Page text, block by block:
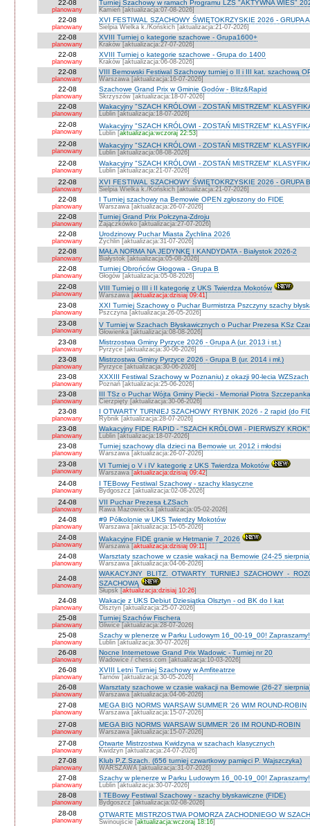
22-08
planowany
Turniej Szachowy w ramach Programu LZS "AKTYWNA WIEŚ"
Kamień [aktualizacja:07-08-2026]
22-08
planowany
XVI FESTIWAL SZACHOWY ŚWIĘTOKRZYSKIE 2026 - GRUPA
Sielpia Wielka k./Końskich [aktualizacja:21-07-2026]
22-08
planowany
XVIII Turniej o kategorie szachowe - Grupa1600+
Kraków [aktualizacja:27-07-2026]
22-08
planowany
XVIII Turniej o kategorie szachowe - Grupa do 1400
Kraków [aktualizacja:06-08-2026]
22-08
planowany
VIII Bemowski Festiwal Szachowy turniej o II i III kat. szachową
Warszawa [aktualizacja:16-07-2026]
22-08
planowany
Szachowe Grand Prix w Gminie Godów - Blitz&Rapid
Skrzyszów [aktualizacja:18-07-2026]
22-08
planowany
Wakacyjny "SZACH KRÓLOWI - ZOSTAŃ MISTRZEM"
Lublin [aktualizacja:18-07-2026]
22-08
planowany
Wakacyjny "SZACH KRÓLOWI - ZOSTAŃ MISTRZEM"
Lublin [aktualizacja:wczoraj 22:53]
22-08
planowany
Wakacyjny "SZACH KRÓLOWI - ZOSTAŃ MISTRZEM"
Lublin [aktualizacja:08-08-2026]
22-08
planowany
Wakacyjny "SZACH KRÓLOWI - ZOSTAŃ MISTRZEM"
Lublin [aktualizacja:21-07-2026]
22-08
planowany
XVI FESTIWAL SZACHOWY ŚWIĘTOKRZYSKIE 2026 - GRUPA B
Sielpia Wielka k./Końskich [aktualizacja:21-07-2026]
22-08
planowany
I Turniej szachowy na Bemowie OPEN zgłoszony do FIDE
Warszawa [aktualizacja:26-07-2026]
22-08
planowany
Turniej Grand Prix Połczyna-Zdroju
Zajączkówko [aktualizacja:27-07-2026]
22-08
planowany
Urodzinowy Puchar Miasta Żychlina 2026
Żychlin [aktualizacja:31-07-2026]
22-08
planowany
MAŁA NORMA NA JEDYNKĘ I KANDYDATA - Białystok 2026-2
Białystok [aktualizacja:05-08-2026]
22-08
planowany
Turniej Obrońców Głogowa - Grupa B
Głogów [aktualizacja:05-08-2026]
22-08
planowany
VIII Turniej o III i II kategorię z UKS Twierdza Mokotów
Warszawa [aktualizacja:dzisiaj 09:41]
23-08
planowany
XXI Turniej Szachowy o Puchar Burmistrza Pszczyny szachy
Pszczyna [aktualizacja:26-05-2026]
23-08
planowany
V Turniej w Szachach Błyskawicznych o Puchar Prezesa KSz
Głowienka [aktualizacja:08-08-2026]
23-08
planowany
Mistrzostwa Gminy Pyrzyce 2026 - Grupa A (ur. 2013 i st.)
Pyrzyce [aktualizacja:30-06-2026]
23-08
planowany
Mistrzostwa Gminy Pyrzyce 2026 - Grupa B (ur. 2014 i mł.)
Pyrzyce [aktualizacja:30-06-2026]
23-08
planowany
XXXIII Festiwal Szachowy w Poznaniu) z okazji 90-lecia WZSzach
Poznań [aktualizacja:25-06-2026]
23-08
planowany
III TSz o Puchar Wójta Gminy Piecki - Memoriał Piotra
Cierzpięty [aktualizacja:30-06-2026]
23-08
planowany
I OTWARTY TURNIEJ SZACHOWY RYBNIK 2026 - 2 rapid (do
Rybnik [aktualizacja:28-07-2026]
23-08
planowany
Wakacyjny FIDE RAPID - "SZACH KRÓLOWI - PIERWSZY
Lublin [aktualizacja:18-07-2026]
23-08
planowany
Turniej szachowy dla dzieci na Bemowie ur. 2012 i młodsi
Warszawa [aktualizacja:26-07-2026]
23-08
planowany
VI Turniej o V i IV kategorię z UKS Twierdza Mokotów
Warszawa [aktualizacja:dzisiaj 09:42]
24-08
planowany
I TEBowy Festiwal Szachowy - szachy klasyczne
Bydgoszcz [aktualizacja:02-08-2026]
24-08
planowany
VII Puchar Prezesa ŁZSach
Rawa Mazowiecka [aktualizacja:05-02-2026]
24-08
planowany
#9 Półkolonie w UKS Twierdzy Mokotów
Warszawa [aktualizacja:15-05-2026]
24-08
planowany
Wakacyjne FIDE granie w Hetmanie 7_2026
Warszawa [aktualizacja:dzisiaj 09:11]
24-08
planowany
Warsztaty szachowe w czasie wakacji na Bemowie (24-25
Warszawa [aktualizacja:04-06-2026]
24-08
planowany
WAKACYJNY BLITZ. OTWARTY TURNIEJ SZACHOWY -
SZACHOWĄ
Słupsk [aktualizacja:dzisiaj 10:26]
24-08
planowany
Wakacje z UKS Debiut Dziesiątka Olsztyn - od BK do I kat
Olsztyn [aktualizacja:25-07-2026]
25-08
planowany
Turniej Szachów Fischera
Gliwice [aktualizacja:28-07-2026]
25-08
planowany
Szachy w plenerze w Parku Ludowym 16_00-19_00! Zapraszamy!
Lublin [aktualizacja:30-07-2026]
26-08
planowany
Nocne Internetowe Grand Prix Wadowic - Turniej nr 20
Wadowice / chess.com [aktualizacja:10-03-2026]
26-08
planowany
XVIII Letni Turniej Szachowy w Amfiteatrze
Tarnów [aktualizacja:30-05-2026]
26-08
planowany
Warsztaty szachowe w czasie wakacji na Bemowie (26-27
Warszawa [aktualizacja:04-06-2026]
27-08
planowany
MEGA BIG NORMS WARSAW SUMMER '26 WIM ROUND-ROBIN
Warszawa [aktualizacja:15-07-2026]
27-08
planowany
MEGA BIG NORMS WARSAW SUMMER '26 IM ROUND-ROBIN
Warszawa [aktualizacja:15-07-2026]
27-08
planowany
Otwarte Mistrzostwa Kwidzyna w szachach klasycznych
Kwidzyn [aktualizacja:24-07-2026]
27-08
planowany
Klub P.Z.Szach. (656 turniej czwartkowy pamięci P. Wajszczyka)
WARSZAWA [aktualizacja:31-07-2026]
27-08
planowany
Szachy w plenerze w Parku Ludowym 16_00-19_00! Zapraszamy!
Lublin [aktualizacja:30-07-2026]
28-08
planowany
I TEBowy Festiwal Szachowy - szachy błyskawiczne (FIDE)
Bydgoszcz [aktualizacja:02-08-2026]
28-08
planowany
OTWARTE MISTRZOSTWA POMORZA ZACHODNIEGO W
Świnoujście [aktualizacja:wczoraj 18:16]